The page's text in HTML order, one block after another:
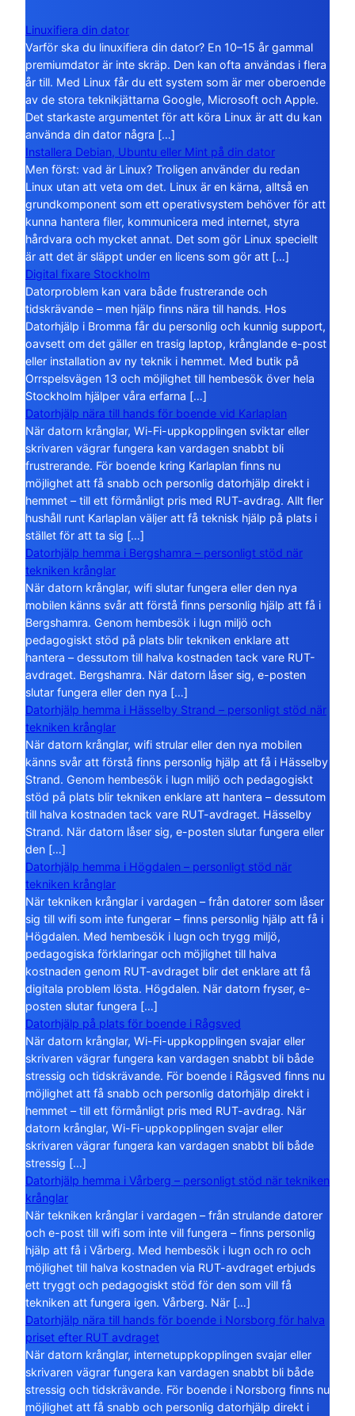
Linuxifiera din dator
Varför ska du linuxifiera din dator? En 10–15 år gammal
premiumdator är inte skräp. Den kan ofta användas i flera
år till. Med Linux får du ett system som är mer oberoende
av de stora teknikjättarna Google, Microsoft och Apple.
Det starkaste argumentet för att köra Linux är att du kan
använda din dator några […]
Installera Debian, Ubuntu eller Mint på din dator
Men först: vad är Linux? Troligen använder du redan
Linux utan att veta om det. Linux är en kärna, alltså en
grundkomponent som ett operativsystem behöver för att
kunna hantera filer, kommunicera med internet, styra
hårdvara och mycket annat. Det som gör Linux speciellt
är att det är släppt under en licens som gör att […]
Digital fixare Stockholm
Datorproblem kan vara både frustrerande och
tidskrävande – men hjälp finns nära till hands. Hos
Datorhjälp i Bromma får du personlig och kunnig support,
oavsett om det gäller en trasig laptop, krånglande e-post
eller installation av ny teknik i hemmet. Med butik på
Orrspelsvägen 13 och möjlighet till hembesök över hela
Stockholm hjälper våra erfarna […]
Datorhjälp nära till hands för boende vid Karlaplan
När datorn krånglar, Wi-Fi-uppkopplingen sviktar eller
skrivaren vägrar fungera kan vardagen snabbt bli
frustrerande. För boende kring Karlaplan finns nu
möjlighet att få snabb och personlig datorhjälp direkt i
hemmet – till ett förmånligt pris med RUT-avdrag. Allt fler
hushåll runt Karlaplan väljer att få teknisk hjälp på plats i
stället för att ta sig […]
Datorhjälp hemma i Bergshamra – personligt stöd när
tekniken krånglar
När datorn krånglar, wifi slutar fungera eller den nya
mobilen känns svår att förstå finns personlig hjälp att få i
Bergshamra. Genom hembesök i lugn miljö och
pedagogiskt stöd på plats blir tekniken enklare att
hantera – dessutom till halva kostnaden tack vare RUT-
avdraget. Bergshamra. När datorn låser sig, e-posten
slutar fungera eller den nya […]
Datorhjälp hemma i Hässelby Strand – personligt stöd när
tekniken krånglar
När datorn krånglar, wifi strular eller den nya mobilen
känns svår att förstå finns personlig hjälp att få i Hässelby
Strand. Genom hembesök i lugn miljö och pedagogiskt
stöd på plats blir tekniken enklare att hantera – dessutom
till halva kostnaden tack vare RUT-avdraget. Hässelby
Strand. När datorn låser sig, e-posten slutar fungera eller
den […]
Datorhjälp hemma i Högdalen – personligt stöd när
tekniken krånglar
När tekniken krånglar i vardagen – från datorer som låser
sig till wifi som inte fungerar – finns personlig hjälp att få i
Högdalen. Med hembesök i lugn och trygg miljö,
pedagogiska förklaringar och möjlighet till halva
kostnaden genom RUT-avdraget blir det enklare att få
digitala problem lösta. Högdalen. När datorn fryser, e-
posten slutar fungera […]
Datorhjälp på plats för boende i Rågsved
När datorn krånglar, Wi-Fi-uppkopplingen svajar eller
skrivaren vägrar fungera kan vardagen snabbt bli både
stressig och tidskrävande. För boende i Rågsved finns nu
möjlighet att få snabb och personlig datorhjälp direkt i
hemmet – till ett förmånligt pris med RUT-avdrag. När
datorn krånglar, Wi-Fi-uppkopplingen svajar eller
skrivaren vägrar fungera kan vardagen snabbt bli både
stressig […]
Datorhjälp hemma i Vårberg – personligt stöd när tekniken
krånglar
När tekniken krånglar i vardagen – från strulande datorer
och e-post till wifi som inte vill fungera – finns personlig
hjälp att få i Vårberg. Med hembesök i lugn och ro och
möjlighet till halva kostnaden via RUT-avdraget erbjuds
ett tryggt och pedagogiskt stöd för den som vill få
tekniken att fungera igen. Vårberg. När […]
Datorhjälp nära till hands för boende i Norsborg för halva
priset efter RUT avdraget
När datorn krånglar, internetuppkopplingen svajar eller
skrivaren vägrar fungera kan vardagen snabbt bli både
stressig och tidskrävande. För boende i Norsborg finns nu
möjlighet att få snabb och personlig datorhjälp direkt i